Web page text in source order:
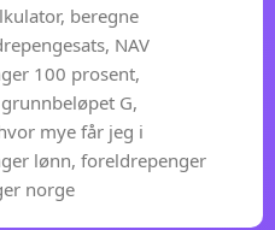
beregne
NAV
100 prosent,
G,
mye får jeg i
lønn, foreldrepenger
norge